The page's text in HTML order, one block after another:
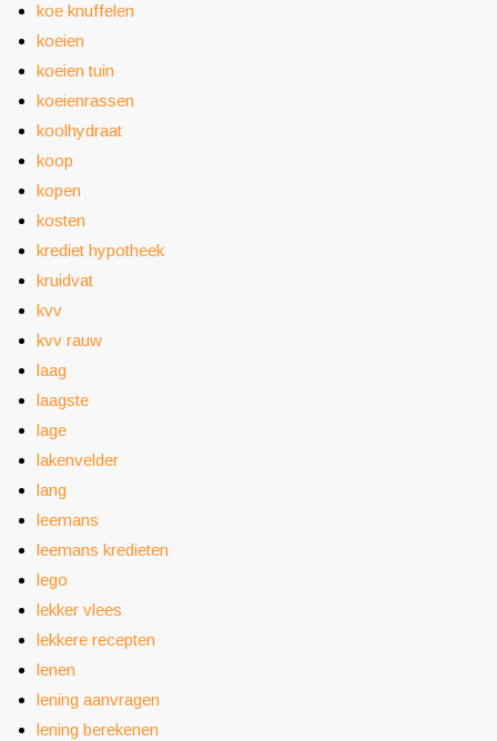
koe knuffelen
koeien
koeien tuin
koeienrassen
koolhydraat
koop
kopen
kosten
krediet hypotheek
kruidvat
kvv
kvv rauw
laag
laagste
lage
lakenvelder
lang
leemans
leemans kredieten
lego
lekker vlees
lekkere recepten
lenen
lening aanvragen
lening berekenen